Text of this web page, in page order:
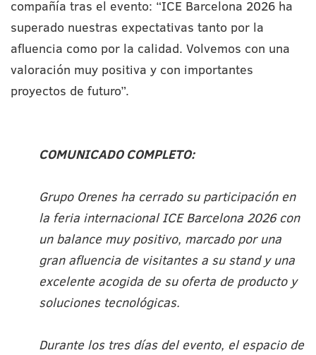
compañía tras el evento: “ICE Barcelona 2026 ha
superado nuestras expectativas tanto por la
afluencia como por la calidad. Volvemos con una
valoración muy positiva y con importantes
proyectos de futuro”.
COMUNICADO COMPLETO:
Grupo Orenes ha cerrado su participación en
la feria internacional ICE Barcelona 2026 con
un balance muy positivo, marcado por una
gran afluencia de visitantes a su stand y una
excelente acogida de su oferta de producto y
soluciones tecnológicas.
Durante los tres días del evento, el espacio de